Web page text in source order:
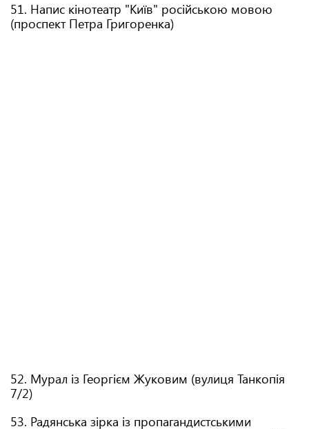
51. Напис кінотеатр "Київ" російською мовою
(проспект Петра Григоренка)
52. Мурал із Георгієм Жуковим (вулиця Танкопія
7/2)
53. Радянська зірка із пропагандистськими